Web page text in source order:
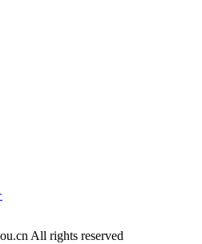
All rights reserved